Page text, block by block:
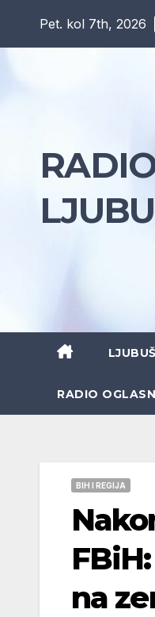
Pet. kol 7th, 2026
RADIO
BIH I REGIJA
na